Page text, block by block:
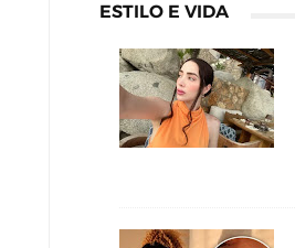
ESTILO E VIDA